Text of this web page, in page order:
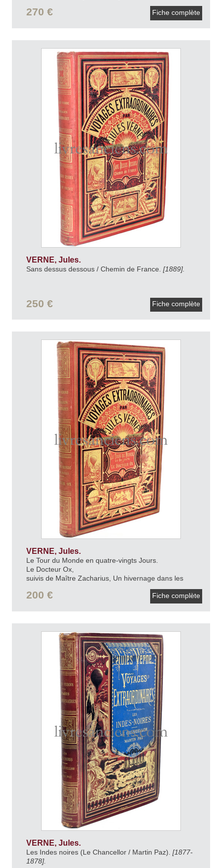
270 € Fiche complète
VERNE, Jules.
Sans dessus dessous / Chemin de France. [1889].
250 € Fiche complète
VERNE, Jules.
Le Tour du Monde en quatre-vingts Jours.
Le Docteur Ox,
suivis de Maître Zacharius, Un hivernage dans les
au Mont Blanc.
200 € Fiche complète
VERNE, Jules.
Les Indes noires (Le Chancellor / Martin Paz). [1877-
1878].